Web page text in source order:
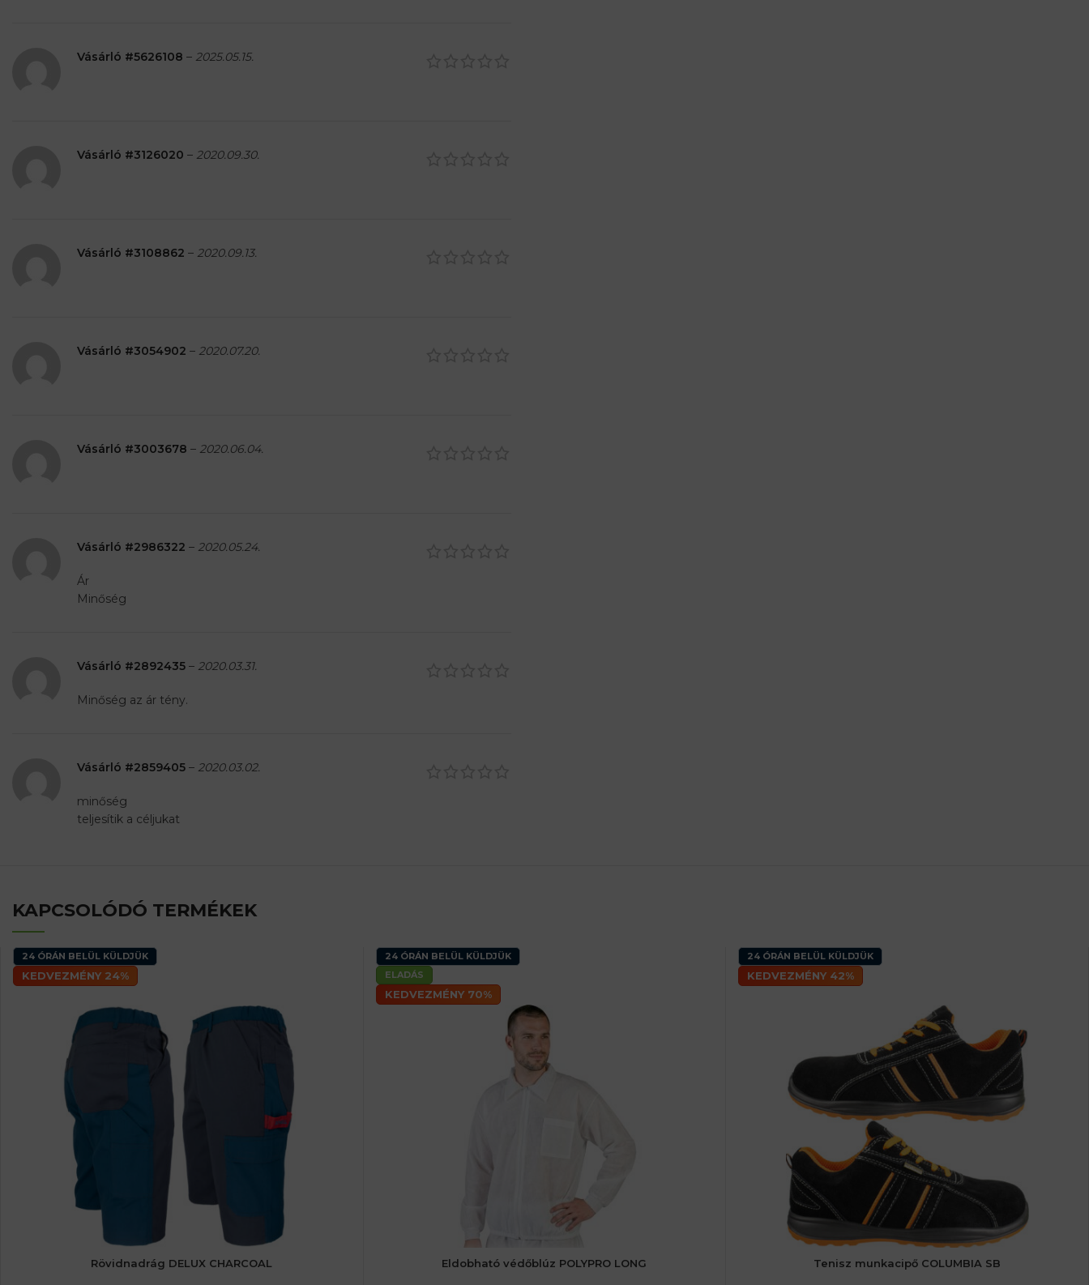
Vásárló #5626108 – 2025.05.15.
Vásárló #3126020 – 2020.09.30.
Vásárló #3108862 – 2020.09.13.
Vásárló #3054902 – 2020.07.20.
Vásárló #3003678 – 2020.06.04.
Vásárló #2986322 – 2020.05.24.
Ár
Minőség
Vásárló #2892435 – 2020.03.31.
Minőség az ár tény.
Vásárló #2859405 – 2020.03.02.
minőség
teljesítik a céljukat
KAPCSOLÓDÓ TERMÉKEK
24 ÓRÁN BELÜL KÜLDJÜK
KEDVEZMÉNY 24%
Rövidnadrág DELUX CHARCOAL
24 ÓRÁN BELÜL KÜLDJÜK
ELADÁS
KEDVEZMÉNY 70%
Eldobható védőblúz POLYPRO LONG
24 ÓRÁN BELÜL KÜLDJÜK
KEDVEZMÉNY 42%
Tenisz munkacipő COLUMBIA SB